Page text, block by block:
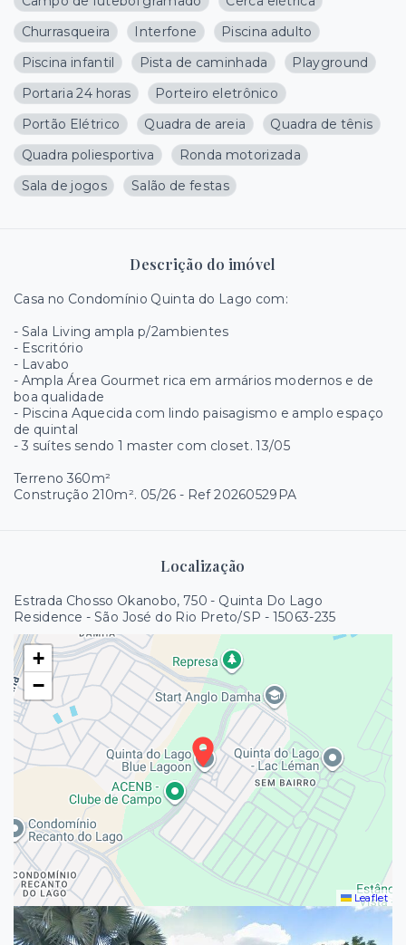
Churrasqueira
Interfone
Piscina adulto
Piscina infantil
Pista de caminhada
Playground
Portaria 24 horas
Porteiro eletrônico
Portão Elétrico
Quadra de areia
Quadra de tênis
Quadra poliesportiva
Ronda motorizada
Sala de jogos
Salão de festas
Descrição do imóvel
Casa no Condomínio Quinta do Lago com:
- Sala Living ampla p/2ambientes
- Escritório
- Lavabo
- Ampla Área Gourmet rica em armários modernos e de
boa qualidade
- Piscina Aquecida com lindo paisagismo e amplo espaço
de quintal
- 3 suítes sendo 1 master com closet. 13/05
Terreno 360m²
Construção 210m². 05/26 - Ref 20260529PA
Localização
Estrada Chosso Okanobo, 750 - Quinta Do Lago
Residence - São José do Rio Preto/SP - 15063-235
+
−
Leaflet